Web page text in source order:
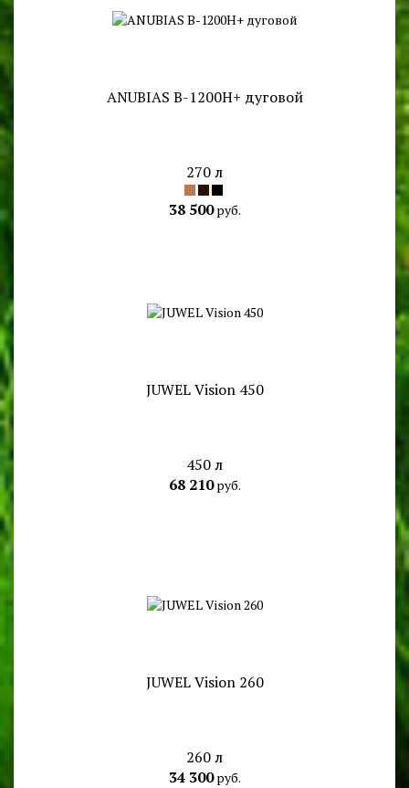
ANUBIAS B-1200H+ дуговой
270 л
38 500руб.
JUWEL Vision 450
450 л
68 210руб.
JUWEL Vision 260
260 л
34 300руб.